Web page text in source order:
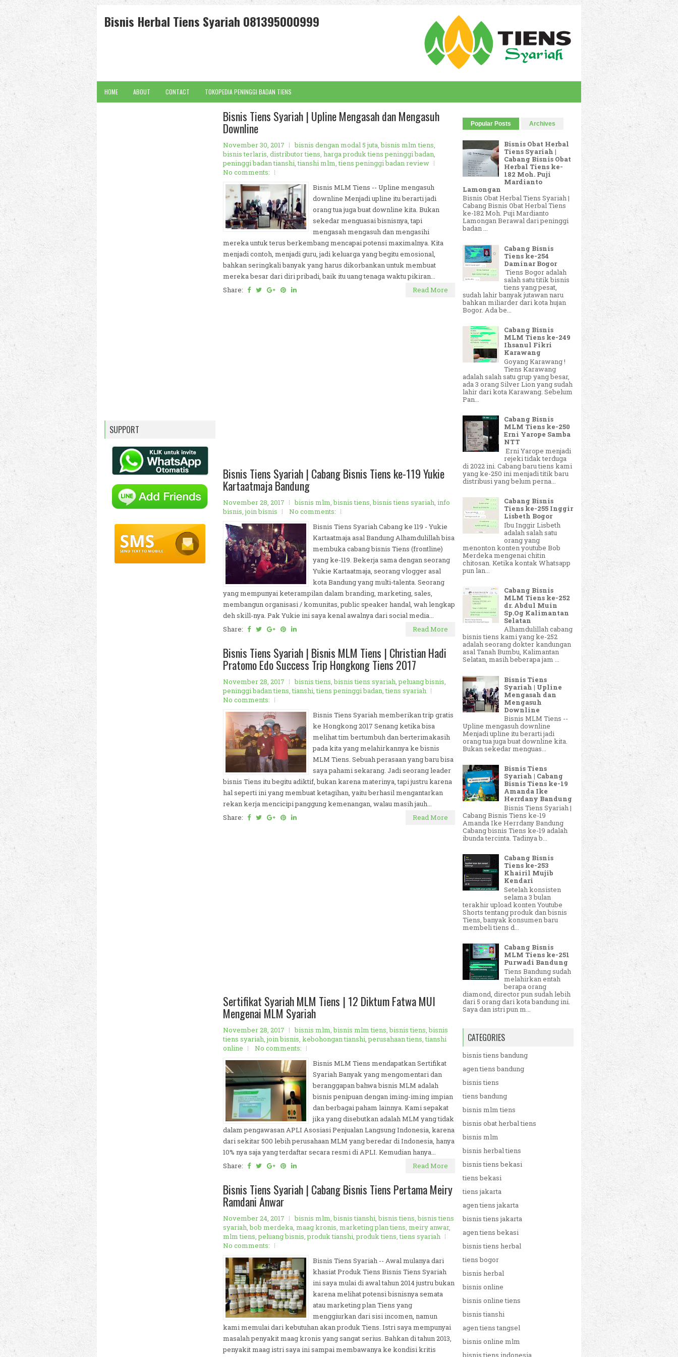
Bisnis Herbal Tiens Syariah 081395000999
HOME ABOUT CONTACT TOKOPEDIA PENINGGI BADAN TIENS
Bisnis Tiens Syariah | Upline Mengasah dan Mengasuh
Downline
November 30, 2017 bisnis dengan modal 5 juta,bisnis mlm tiens,
bisnis terlaris, distributor tiens, harga produk tiens peninggi badan,
peninggi badan tianshi,tianshi mlm,tiens peninggi badan review
No comments:
Bisnis MLM Tiens -- Upline mengasuh
downline Menjadi upline itu berarti jadi
orang tua juga buat downline kita. Bukan
sekedar menguasai bisnisnya, tapi
mengasah mengasuh dan mengasihi
mereka untuk terus berkembang mencapai potensi maximalnya. Kita
menjadi contoh, menjadi guru, jadi keluarga yang begitu emosional,
bahkan seringkali banyak yang harus dikorbankan untuk membuat
mereka besar dari diri pribadi, baik itu uang tenaga waktu pikiran...
Share:
Read More
Bisnis Tiens Syariah | Cabang Bisnis Tiens ke-119 Yukie
Kartaatmaja Bandung
November 28, 2017 bisnis mlm,bisnis tiens,bisnis tiens syariah, info
bisnis,join bisnis
No comments:
Bisnis Tiens Syariah Cabang ke 119 - Yukie
Kartaatmaja asal Bandung Alhamdulillah bisa
membuka cabang bisnis Tiens (frontline)
yang ke-119. Bekerja sama dengan seorang
Yukie Kartaatmaja, seorang vlogger asal
kota Bandung yang multi-talenta. Seorang
yang mempunyai keterampilan dalam branding, marketing, sales,
membangun organisasi / komunitas, public speaker handal, wah lengkap
deh skill-nya. Pak Yukie ini saya kenal awalnya dari social media...
Share:
Read More
Bisnis Tiens Syariah | Bisnis MLM Tiens | Christian Hadi
Pratomo Edo Success Trip Hongkong Tiens 2017
November 28, 2017 bisnis tiens,bisnis tiens syariah,peluang bisnis,
peninggi badan tiens,tianshi,tiens peninggi badan,tiens syariah
No comments:
Bisnis Tiens Syariah memberikan trip gratis
ke Hongkong 2017 Senang ketika bisa
melihat tim bertumbuh dan berterimakasih
pada kita yang melahirkannya ke bisnis
MLM Tiens. Sebuah perasaan yang baru bisa
saya pahami sekarang. Jadi seorang leader
bisnis Tiens itu begitu adiktif, bukan karena materinya, tapi justru karena
hal seperti ini yang membuat ketagihan, yaitu berhasil mengantarkan
rekan kerja mencicipi panggung kemenangan, walau masih jauh...
Share:
Read More
Sertifikat Syariah MLM Tiens | 12 Diktum Fatwa MUI
Mengenai MLM Syariah
November 28, 2017 bisnis mlm,bisnis mlm tiens,bisnis tiens,bisnis
tiens syariah,join bisnis, kebohongan tianshi,perusahaan tiens,tianshi
online
No comments:
Bisnis MLM Tiens mendapatkan Sertifikat
Syariah Banyak yang mengomentari dan
beranggapan bahwa bisnis MLM adalah
bisnis penipuan dengan iming-iming impian
dan berbagai paham lainnya. Kami sepakat
jika yang disebutkan adalah MLM yang tidak
dalam pengawasan APLI Asosiasi Penjualan Langsung Indonesia, karena
dari sekitar 500 lebih perusahaan MLM yang beredar di Indonesia, hanya
10% nya saja yang terdaftar secara resmi di APLI. Kemudian hanya...
Share:
Read More
Bisnis Tiens Syariah | Cabang Bisnis Tiens Pertama Meiry
Ramdani Anwar
November 24, 2017 bisnis mlm,bisnis tianshi,bisnis tiens,bisnis tiens
syariah,bob merdeka, maag kronis, marketing plan tiens, meiry anwar,
mlm tiens,peluang bisnis,produk tianshi,produk tiens,tiens syariah
No comments:
Bisnis Tiens Syariah -- Awal mulanya dari
khasiat Produk Tiens Bisnis Tiens Syariah
ini saya mulai di awal tahun 2014 justru bukan
karena melihat potensi bisnisnya semata
atau marketing plan Tiens yang
menggiurkan dari sisi incomen, namun
kami memulai dari kebutuhan akan produk Tiens. Istri saya mempunyai
masalah penyakit maag kronis yang sangat serius. Bahkan di tahun 2013,
penyakit maag istri saya ini sampai membawanya ke kondisi kritis
SUPPORT
Popular Posts Archives
Bisnis Obat Herbal
Tiens Syariah |
Cabang Bisnis Obat
Herbal Tiens ke-
182 Moh. Puji
Mardianto
Lamongan
Bisnis Obat Herbal Tiens Syariah |
Cabang Bisnis Obat Herbal Tiens
ke-182 Moh. Puji Mardianto
Lamongan Berawal dari peninggi
badan ...
Cabang Bisnis
Tiens ke-254
Daminar Bogor
Tiens Bogor adalah
salah satu titik bisnis
tiens yang pesat,
sudah lahir banyak jutawan naru
bahkan miliarder dari kota hujan
Bogor. Ada be...
Cabang Bisnis
MLM Tiens ke-249
Ihsanul Fikri
Karawang
Goyang Karawang !
Tiens Karawang
adalah salah satu grup yang besar,
ada 3 orang Silver Lion yang sudah
lahir dari kota Karawang. Sebelum
Pan...
Cabang Bisnis
MLM Tiens ke-250
Erni Yarope Samba
NTT
Erni Yarope menjadi
rejeki tidak terduga
di 2022 ini. Cabang baru tiens kami
yang ke-250 ini menjadi titik baru
distribusi yang belum perna...
Cabang Bisnis
Tiens ke-255 Inggir
Lisbeth Bogor
Ibu Inggir Lisbeth
adalah salah satu
orang yang
menonton konten youtube Bob
Merdeka mengenai chitin
chitosan. Ketika kontak Whatsapp
pun lan...
Cabang Bisnis
MLM Tiens ke-252
dr. Abdul Muin
Sp.Og Kalimantan
Selatan
Alhamdulillah cabang
bisnis tiens kami yang ke-252
adalah seorang dokter kandungan
asal Tanah Bumbu, Kalimantan
Selatan, masih beberapa jam ...
Bisnis Tiens
Syariah | Upline
Mengasah dan
Mengasuh
Downline
Bisnis MLM Tiens --
Upline mengasuh downline
Menjadi upline itu berarti jadi
orang tua juga buat downline kita.
Bukan sekedar menguas...
Bisnis Tiens
Syariah | Cabang
Bisnis Tiens ke-19
Amanda Ike
Herrdany Bandung
Bisnis Tiens Syariah |
Cabang Bisnis Tiens ke-19
Amanda Ike Herrdany Bandung
Cabang bisnis Tiens ke-19 adalah
ibunda tercinta. Tadinya b...
Cabang Bisnis
Tiens ke-253
Khairil Mujib
Kendari
Setelah konsisten
selama 3 bulan
terakhir upload konten Youtube
Shorts tentang produk dan bisnis
Tiens, banyak konsumen baru
membeli tiens d...
Cabang Bisnis
MLM Tiens ke-251
Purwadi Bandung
Tiens Bandung sudah
melahirkan entah
berapa orang
diamond, director pun sudah lebih
dari 5 orang dari kota bandung ini.
Saya dan istri pun m...
CATEGORIES
bisnis tiens bandung
agen tiens bandung
bisnis tiens
tiens bandung
bisnis mlm tiens
bisnis obat herbal tiens
bisnis mlm
bisnis herbal tiens
bisnis tiens bekasi
tiens bekasi
tiens jakarta
agen tiens jakarta
bisnis tiens jakarta
agen tiens bekasi
bisnis tiens herbal
tiens bogor
bisnis herbal
bisnis online
bisnis online tiens
bisnis tianshi
agen tiens tangsel
bisnis online mlm
bisnis tiens indonesia